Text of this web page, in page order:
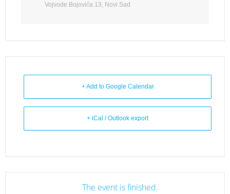
Vojvode Bojovića 13, Novi Sad
+ Add to Google Calendar
+ iCal / Outlook export
The event is finished.